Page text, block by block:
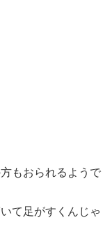
もおられるようで
て足がすくんじゃ